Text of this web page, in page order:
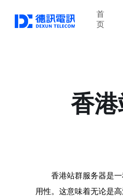
首
页
香
香港站群服务器是
用性。这意味着无论是